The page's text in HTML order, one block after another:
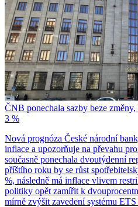
ČNB ponechala sazby beze
3 %
Nová prognóza České národní
inflace a upozorňuje na převahu
současně ponechala dvoutýdenní
příštího roku by se růst
%, následně má inflace vlivem
politiky opět zamířit k
mírně zvýšit zavedení systému ETS